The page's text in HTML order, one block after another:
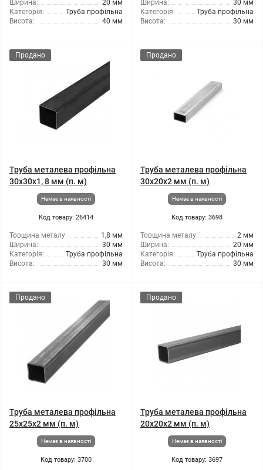
Ширина:
20 мм
Категорія:
Труба профільна
Висота:
40 мм
Ширина:
30 мм
Категорія:
Труба профільна
Висота:
30 мм
Продано
Труба металева профільна
30x30x1, 8 мм (п. м)
Немає в наявності
Код товару: 26414
Товщина металу:
1,8 мм
Ширина:
30 мм
Категорія:
Труба профільна
Висота:
30 мм
Продано
Труба металева профільна
30x20x2 мм (п. м)
Немає в наявності
Код товару: 3698
Товщина металу:
2 мм
Ширина:
20 мм
Категорія:
Труба профільна
Висота:
30 мм
Продано
Труба металева профільна
25x25x2 мм (п. м)
Немає в наявності
Код товару: 3700
Продано
Труба металева профільна
20x20x2 мм (п. м)
Немає в наявності
Код товару: 3697